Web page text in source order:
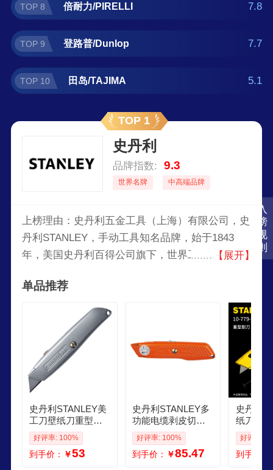
入
榜
规
则
TOP 8 倍耐力/PIRELLI 7.8
TOP 9 登路普/Dunlop 7.7
TOP 10 田岛/TAJIMA 5.1
TOP 1
史丹利
品牌指数: 9.3
世界名牌 中高端品牌
上榜理由：史丹利五金工具（上海）有限公司，史
丹利STANLEY，手动工具知名品牌，始于1843
年，美国史丹利百得公司旗下，世界工具专家，世
先品牌。
【展开】
单品推荐
史丹利STANLEY美
工刀壁纸刀重型金
属裁纸刀玻璃刀快
递刀手工刀切割刀
通用割刀 6 1009922
好评率: 100%
到手价： ￥53
史丹利STANLEY多
功能电缆剥皮切割
刀安全自动回缩式 1
018981通用割刀558
好评率: 100%
到手价： ￥85.47
史丹利
纸刀切
美工刀
型割刀
好评率:
到手价：